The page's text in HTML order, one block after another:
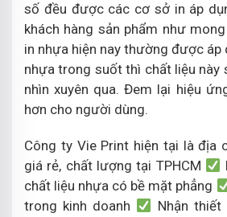
số đều được các cơ sở in áp
khách hàng sản phẩm như
in nhựa hiện nay thường được áp
nhựa trong suốt thì chất liệu này
nhìn xuyên qua. Đem lại hiệu
hơn cho người dùng.
Công ty Vie Print hiện tại là địa
giá rẻ, chất lượng tại TPHCM
chất liệu nhựa có bề mặt phẳng
trong kinh doanh
Nhận